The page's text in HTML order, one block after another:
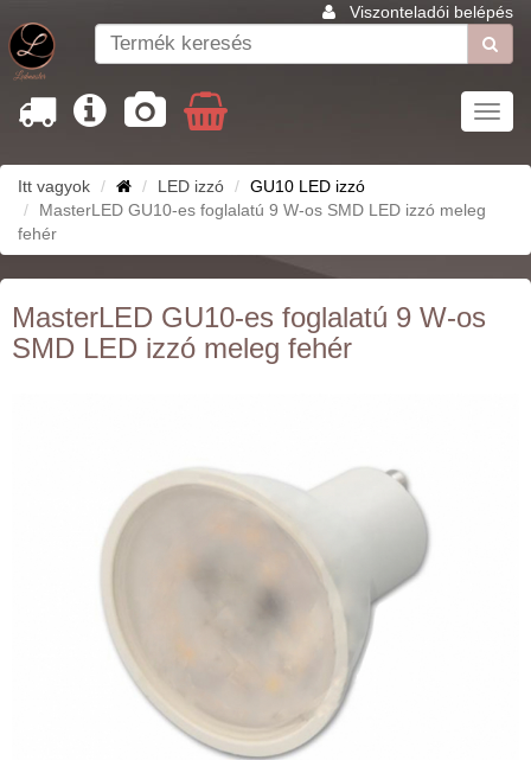
Viszonteladói belépés
Itt vagyok LED izzó
GU10 LED izzó
MasterLED GU10-es foglalatú 9 W-os SMD LED izzó meleg
fehér
MasterLED GU10-es foglalatú 9 W-os
SMD LED izzó meleg fehér